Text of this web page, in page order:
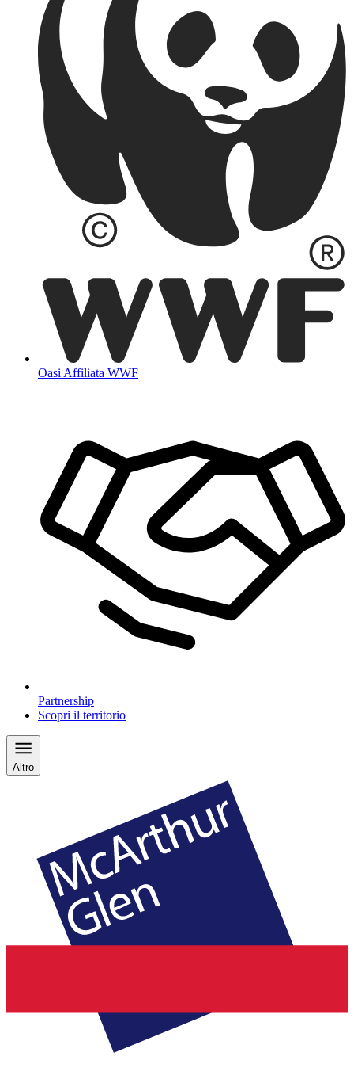
Oasi Affiliata WWF
Partnership
Scopri il territorio
Altro